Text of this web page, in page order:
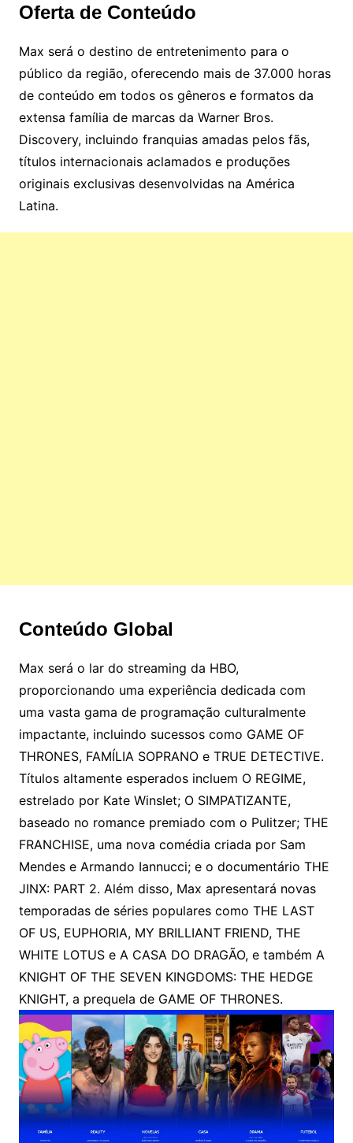
Oferta de Conteúdo
Max será o destino de entretenimento para o
público da região, oferecendo mais de 37.000 horas
de conteúdo em todos os gêneros e formatos da
extensa família de marcas da Warner Bros.
Discovery, incluindo franquias amadas pelos fãs,
títulos internacionais aclamados e produções
originais exclusivas desenvolvidas na América
Latina.
Conteúdo Global
Max será o lar do streaming da HBO,
proporcionando uma experiência dedicada com
uma vasta gama de programação culturalmente
impactante, incluindo sucessos como GAME OF
THRONES, FAMÍLIA SOPRANO e TRUE DETECTIVE.
Títulos altamente esperados incluem O REGIME,
estrelado por Kate Winslet; O SIMPATIZANTE,
baseado no romance premiado com o Pulitzer; THE
FRANCHISE, uma nova comédia criada por Sam
Mendes e Armando Iannucci; e o documentário THE
JINX: PART 2. Além disso, Max apresentará novas
temporadas de séries populares como THE LAST
OF US, EUPHORIA, MY BRILLIANT FRIEND, THE
WHITE LOTUS e A CASA DO DRAGÃO, e também A
KNIGHT OF THE SEVEN KINGDOMS: THE HEDGE
KNIGHT, a prequela de GAME OF THRONES.